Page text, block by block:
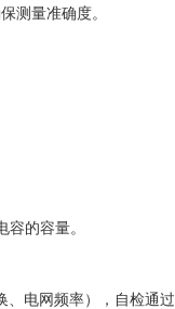
测量准确度。
的容量。
、电网频率），自检通过